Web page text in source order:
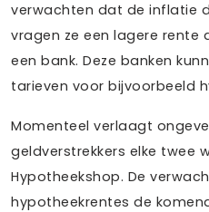
verwachten dat de inflatie
vragen ze een lagere rente
een bank. Deze banken
tarieven voor bijvoorbeeld
Momenteel verlaagt
geldverstrekkers elke twee
Hypotheekshop. De
hypotheekrentes de